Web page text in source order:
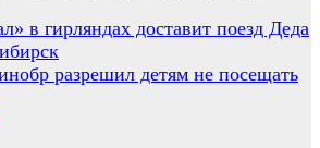
в гирляндах доставит поезд Деда
разрешил детям не посещать